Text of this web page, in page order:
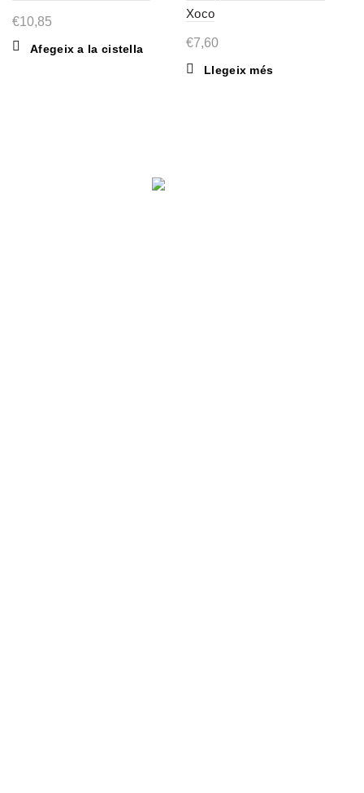
€10,85
Afegeix a la cistella
Xoco
€7,60
Llegeix més